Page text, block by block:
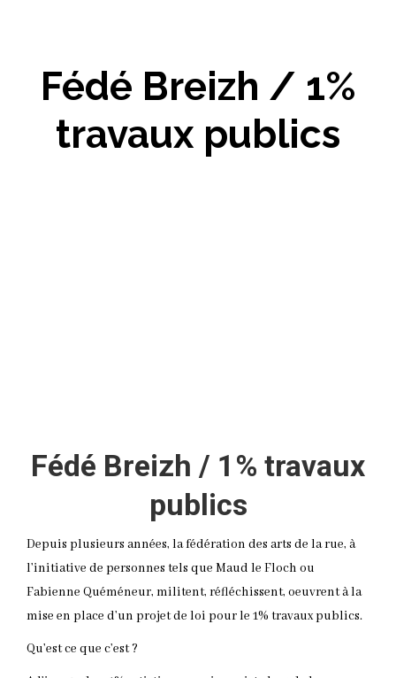
Fédé Breizh / 1%
travaux publics
Fédé Breizh / 1% travaux
publics
Depuis plusieurs années, la fédération des arts de la rue, à
l’initiative de personnes tels que Maud le Floch ou
Fabienne Quéméneur, militent, réfléchissent, oeuvrent à la
mise en place d’un projet de loi pour le 1% travaux publics.
Qu’est ce que c’est ?